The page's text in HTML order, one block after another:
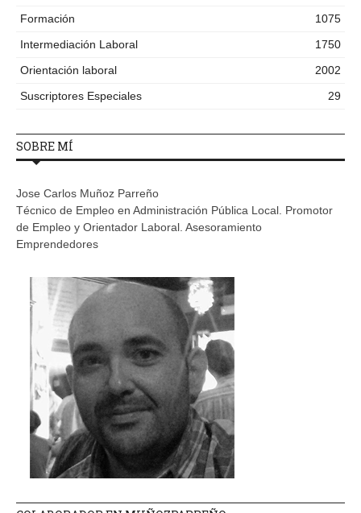
Formación
1075
Intermediación Laboral
1750
Orientación laboral
2002
Suscriptores Especiales
29
SOBRE MÍ
Jose Carlos Muñoz Parreño
Técnico de Empleo en Administración Pública Local. Promotor
de Empleo y Orientador Laboral. Asesoramiento
Emprendedores